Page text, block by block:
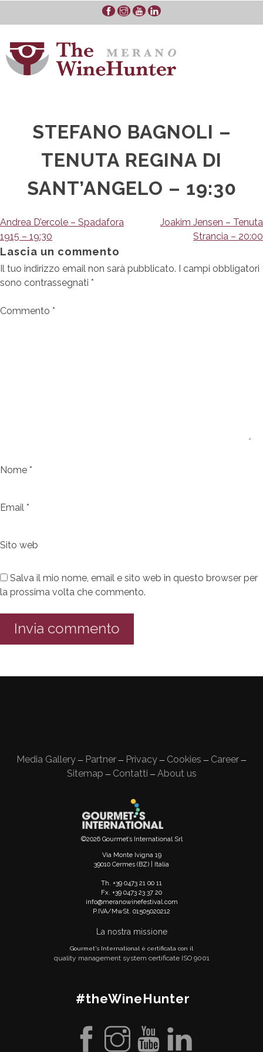
STEFANO BAGNOLI –
TENUTA REGINA DI
SANT’ANGELO – 19:30
Navigazione
articoli
Andrea D’ercole – Spadafora
1915 – 19:30
Joakim Jensen – Tenuta
Strancia – 20:00
Lascia un commento
Il tuo indirizzo email non sarà pubblicato. I campi obbligatori
sono contrassegnati *
Commento *
Nome *
Email *
Sito web
Salva il mio nome, email e sito web in questo browser per
la prossima volta che commento.
Media Gallery — Partner — Privacy — Cookies — Career —
Sitemap — Contatti — About us
©2026 Gourmet’s International Srl
Via Monte Ivigna 19
39010 Cermes (BZ) | Italia
Th. +39 0473 21 00 11
Fx. +39 0473 23 37 20
info@meranowinefestival.com
P.IVA/MwSt. 01505020212
La nostra missione
Gourmet's International è certificata con il
quality management system certificate ISO 9001
#theWineHunter